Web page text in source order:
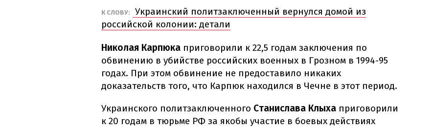
К СЛОВУ:
Украинский политзаключенный вернулся домой из
российской колонии: детали
Николая Карпюка приговорили к 22,5 годам заключения по
обвинению в убийстве российских военных в Грозном в 1994-95
годах. При этом обвинение не предоставило никаких
доказательств того, что Карпюк находился в Чечне в этот период.
Украинского политзаключенного Станислава Клыха приговорили
к 20 годам в тюрьме РФ за якобы участие в боевых действиях